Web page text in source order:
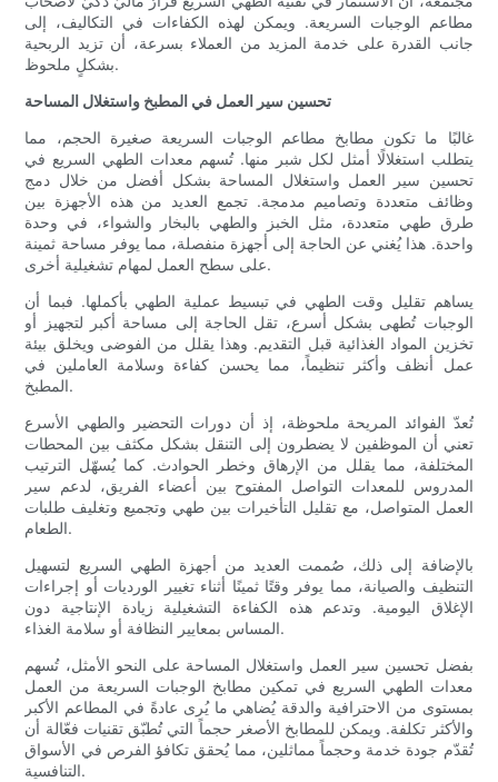
مطاعم الوجبات السريعة. ويمكن لهذه الكفاءات في التكاليف، إلى
جانب القدرة على خدمة المزيد من العملاء بسرعة، أن تزيد الربحية
بشكلٍ ملحوظ.
تحسين سير العمل في المطبخ واستغلال المساحة
غالبًا ما تكون مطابخ مطاعم الوجبات السريعة صغيرة الحجم، مما
يتطلب استغلالًا أمثل لكل شبر منها. تُسهم معدات الطهي السريع في
تحسين سير العمل واستغلال المساحة بشكل أفضل من خلال دمج
وظائف متعددة وتصاميم مدمجة. تجمع العديد من هذه الأجهزة بين
طرق طهي متعددة، مثل الخبز والطهي بالبخار والشواء، في وحدة
واحدة. هذا يُغني عن الحاجة إلى أجهزة منفصلة، ​​مما يوفر مساحة ثمينة
على سطح العمل لمهام تشغيلية أخرى.
يساهم تقليل وقت الطهي في تبسيط عملية الطهي بأكملها. فبما أن
الوجبات تُطهى بشكل أسرع، تقل الحاجة إلى مساحة أكبر لتجهيز أو
تخزين المواد الغذائية قبل التقديم. وهذا يقلل من الفوضى ويخلق بيئة
عمل أنظف وأكثر تنظيماً، مما يحسن كفاءة وسلامة العاملين في
المطبخ.
تُعدّ الفوائد المريحة ملحوظة، إذ أن دورات التحضير والطهي الأسرع
تعني أن الموظفين لا يضطرون إلى التنقل بشكل مكثف بين المحطات
المختلفة، مما يقلل من الإرهاق وخطر الحوادث. كما يُسهّل الترتيب
المدروس للمعدات التواصل المفتوح بين أعضاء الفريق، لدعم سير
العمل المتواصل، مع تقليل التأخيرات بين طهي وتجميع وتغليف طلبات
الطعام.
بالإضافة إلى ذلك، صُممت العديد من أجهزة الطهي السريع لتسهيل
التنظيف والصيانة، مما يوفر وقتًا ثمينًا أثناء تغيير الورديات أو إجراءات
الإغلاق اليومية. وتدعم هذه الكفاءة التشغيلية زيادة الإنتاجية دون
المساس بمعايير النظافة أو سلامة الغذاء.
بفضل تحسين سير العمل واستغلال المساحة على النحو الأمثل، تُسهم
معدات الطهي السريع في تمكين مطابخ الوجبات السريعة من العمل
بمستوى من الاحترافية والدقة يُضاهي ما يُرى عادةً في المطاعم الأكبر
والأكثر تكلفة. ويمكن للمطابخ الأصغر حجماً التي تُطبّق تقنيات فعّالة أن
تُقدّم جودة خدمة وحجماً مماثلين، مما يُحقق تكافؤ الفرص في الأسواق
التنافسية.